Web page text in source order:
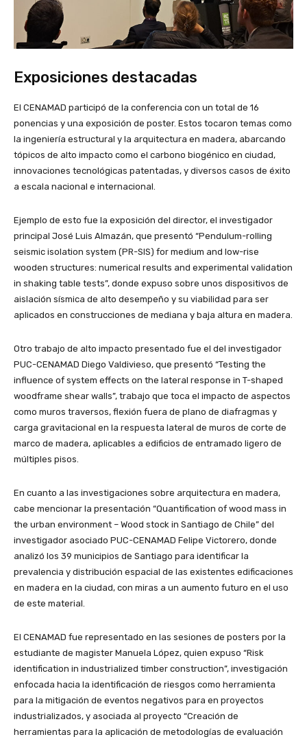
Exposiciones destacadas
El CENAMAD participó de la conferencia con un total de 16
ponencias y una exposición de poster. Estos tocaron temas como
la ingeniería estructural y la arquitectura en madera, abarcando
tópicos de alto impacto como el carbono biogénico en ciudad,
innovaciones tecnológicas patentadas, y diversos casos de éxito
a escala nacional e internacional.
Ejemplo de esto fue la exposición del director, el investigador
principal José Luis Almazán, que presentó “Pendulum-rolling
seismic isolation system (PR-SIS) for medium and low-rise
wooden structures: numerical results and experimental validation
in shaking table tests”, donde expuso sobre unos dispositivos de
aislación sísmica de alto desempeño y su viabilidad para ser
aplicados en construcciones de mediana y baja altura en madera.
Otro trabajo de alto impacto presentado fue el del investigador
PUC-CENAMAD Diego Valdivieso, que presentó “Testing the
influence of system effects on the lateral response in T-shaped
woodframe shear walls”, trabajo que toca el impacto de aspectos
como muros traversos, flexión fuera de plano de diafragmas y
carga gravitacional en la respuesta lateral de muros de corte de
marco de madera, aplicables a edificios de entramado ligero de
múltiples pisos.
En cuanto a las investigaciones sobre arquitectura en madera,
cabe mencionar la presentación “Quantification of wood mass in
the urban environment – Wood stock in Santiago de Chile” del
investigador asociado PUC-CENAMAD Felipe Victorero, donde
analizó los 39 municipios de Santiago para identificar la
prevalencia y distribución espacial de las existentes edificaciones
en madera en la ciudad, con miras a un aumento futuro en el uso
de este material.
El CENAMAD fue representado en las sesiones de posters por la
estudiante de magister Manuela López, quien expuso “Risk
identification in industrialized timber construction”, investigación
enfocada hacia la identificación de riesgos como herramienta
para la mitigación de eventos negativos para en proyectos
industrializados, y asociada al proyecto “Creación de
herramientas para la aplicación de metodologías de evaluación